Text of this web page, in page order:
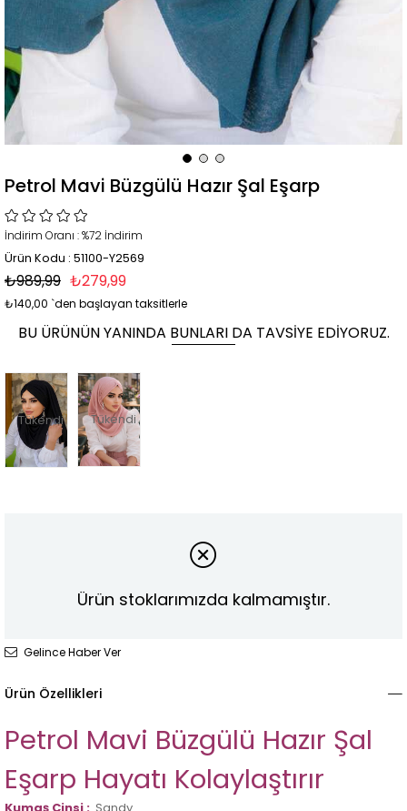
Petrol Mavi Büzgülü Hazır Şal Eşarp
İndirim Oranı :%72 İndirim
Ürün Kodu : 51100-Y2569
₺989,99 ₺279,99
₺140,00 `den başlayan taksitlerle
BU ÜRÜNÜN YANINDA BUNLARI DA TAVSIYE EDIYORUZ.
Tükendi Tükendi
Ürün stoklarımızda kalmamıştır.
Gelince Haber Ver
Ürün Özellikleri
Petrol Mavi Büzgülü Hazır Şal
Eşarp Hayatı Kolaylaştırır